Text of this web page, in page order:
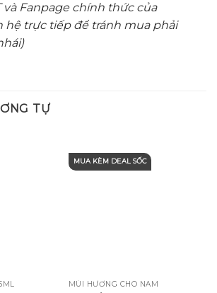
và Fanpage chính thức của
hệ trực tiếp để tránh mua phải
TỰ
MUA KÈM DEAL SỐC
MÙI HƯƠNG CHO NAM